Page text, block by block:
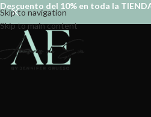
Skip to navigation
Skip to main content
Descuento del 10% en toda la